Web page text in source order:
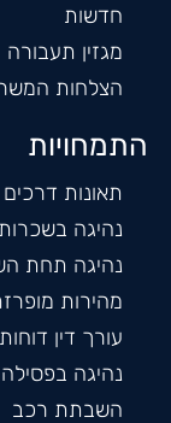
חדשות
מגזין תעבורה
הצלחות
התמחויות
תאונות דרכים
נהיגה בשכרות
נהיגה תחת
מהירות
עורך דין
נהיגה בפסילה
השבתת רכב